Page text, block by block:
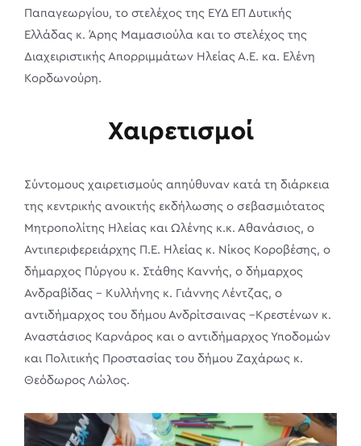
Παπαγεωργίου, το στελέχος της ΕΥΔ ΕΠ Δυτικής
Ελλάδας κ. Άρης Μαμασιούλα και το στελέχος της
Διαχειριστικής Απορριμμάτων Ηλείας Α.Ε. κα. Ελένη
Κορδωνούρη.
Χαιρετισμοί
Σύντομους χαιρετισμούς απηύθυναν κατά τη διάρκεια
της κεντρικής ανοικτής εκδήλωσης ο σεβασμιότατος
Μητροπολίτης Ηλείας και Ωλένης κ.κ. Αθανάσιος, ο
Αντιπεριφερειάρχης Π.Ε. Ηλείας κ. Νίκος Κοροβέσης, ο
δήμαρχος Πύργου κ. Στάθης Καννής, ο δήμαρχος
Ανδραβίδας – Κυλλήνης κ. Γιάννης Λέντζας, ο
αντιδήμαρχος του δήμου Ανδρίτσαινας –Κρεστένων κ.
Αναστάσιος Καρνάρος και ο αντιδήμαρχος Υποδομών
και Πολιτικής Προστασίας του δήμου Ζαχάρως κ.
Θεόδωρος Λώλος.